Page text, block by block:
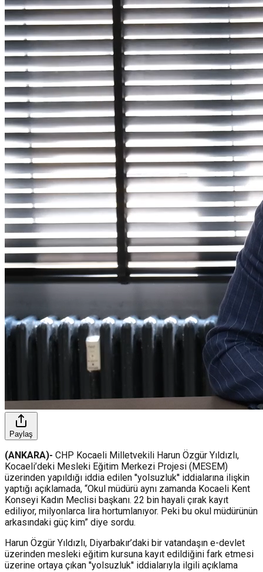
Paylaş
(ANKARA)- CHP Kocaeli Milletvekili Harun Özgür Yıldızlı,
Kocaeli’deki Mesleki Eğitim Merkezi Projesi (MESEM)
üzerinden yapıldığı iddia edilen ''yolsuzluk'' iddialarına ilişkin
yaptığı açıklamada, “Okul müdürü aynı zamanda Kocaeli Kent
Konseyi Kadın Meclisi başkanı. 22 bin hayali çırak kayıt
ediliyor, milyonlarca lira hortumlanıyor. Peki bu okul müdürünün
arkasındaki güç kim” diye sordu.
Harun Özgür Yıldızlı, Diyarbakır’daki bir vatandaşın e-devlet
üzerinden mesleki eğitim kursuna kayıt edildiğini fark etmesi
üzerine ortaya çıkan ''yolsuzluk'' iddialarıyla ilgili açıklama